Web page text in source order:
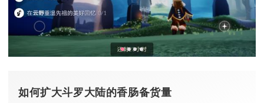
如何扩大斗罗大陆的香肠备货量